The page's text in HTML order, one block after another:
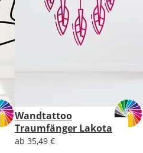
Wandtattoo
Traumfänger Lakota
ab 35,49 €